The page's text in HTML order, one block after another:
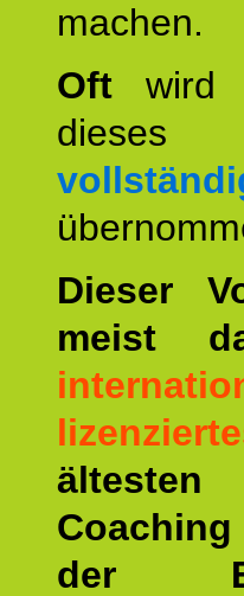
machen.
Oft wird
dieses
Dieser
meist
der